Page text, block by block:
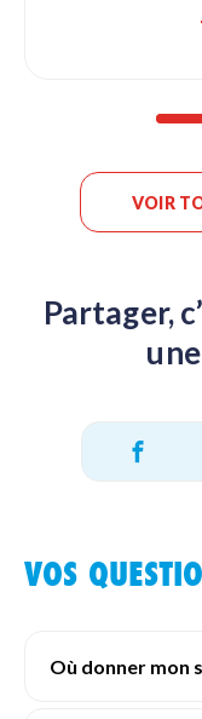
VOIR
Partager,
Partager
VOS
Où donner mon